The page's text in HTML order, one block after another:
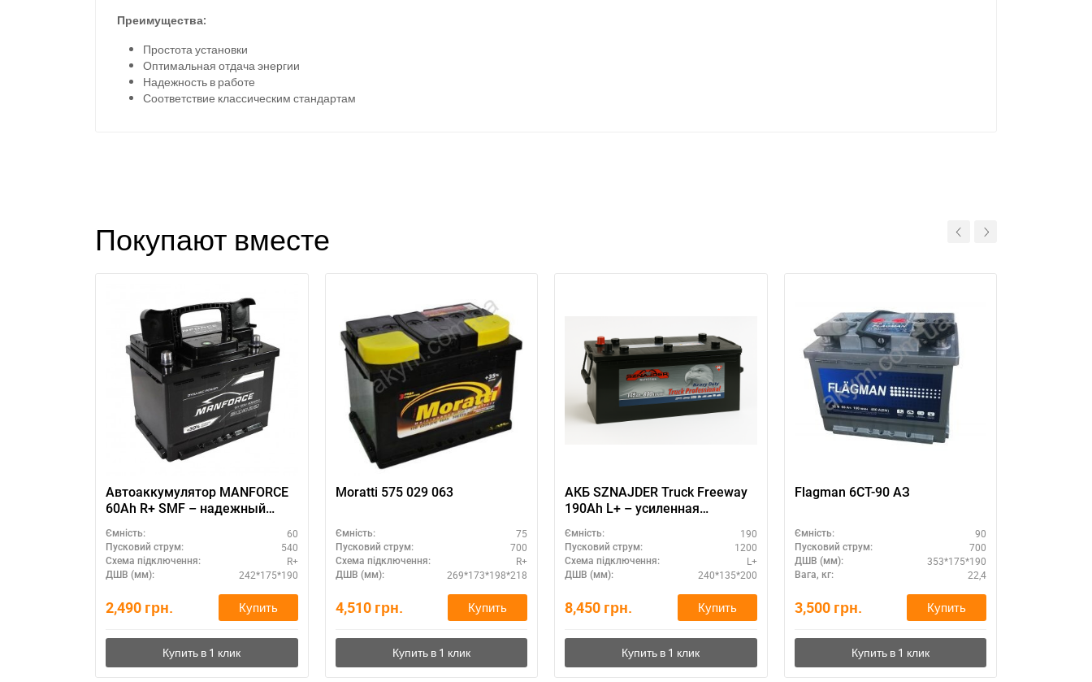
Преимущества:
Простота установки
Оптимальная отдача энергии
Надежность в работе
Соответствие классическим стандартам
Покупают вместе
Автоаккумулятор MANFORCE
60Ah R+ SMF – надежный
Ємність: 60
Пусковий струм: 540
Схема підключення: R+
ДШВ (мм): 242*175*190
2,490 грн. Купить
Moratti 575 029 063
Ємність: 75
Пусковий струм: 700
Схема підключення: R+
ДШВ (мм): 269*173*198*218
4,510 грн. Купить
АКБ SZNAJDER Truck Freeway
190Ah L+ – усиленная
Ємність: 190
Пусковий струм: 1200
Схема підключення: L+
ДШВ (мм): 240*135*200
8,450 грн. Купить
Flagman 6CТ-90 АЗ
Ємність: 90
Пусковий струм: 700
ДШВ (мм): 353*175*190
Вага, кг: 22,4
3,500 грн. Купить